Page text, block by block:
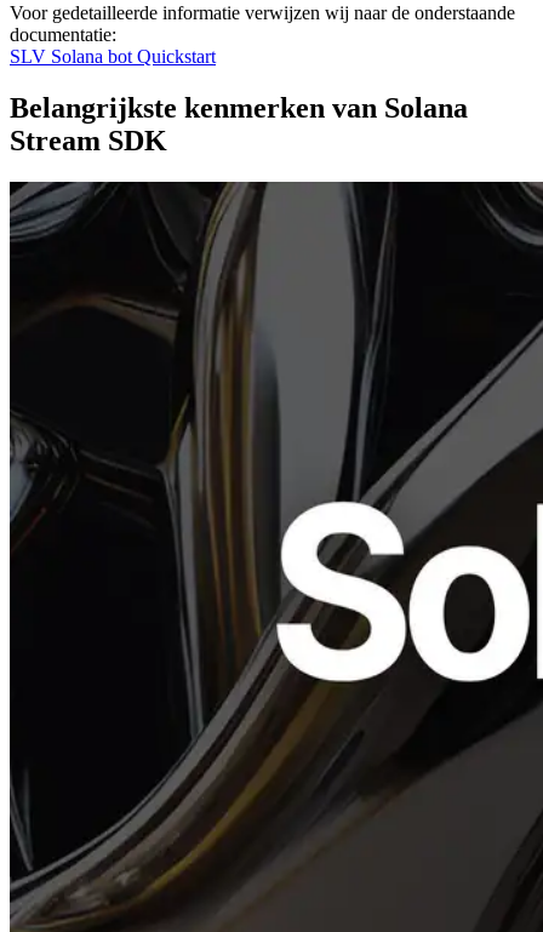
Voor gedetailleerde informatie verwijzen wij naar de onderstaande
documentatie:
SLV Solana bot Quickstart
Belangrijkste kenmerken van Solana
Stream SDK